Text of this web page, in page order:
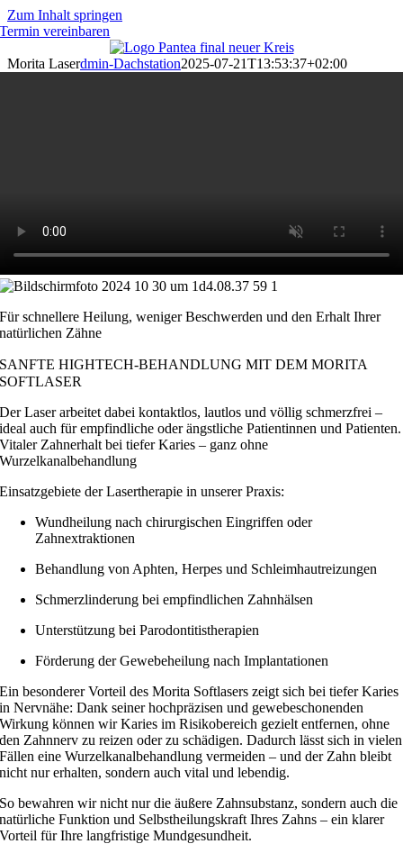
Zum Inhalt springen
Termin vereinbaren
Morita Laserdmin-Dachstation2025-07-21T13:53:37+02:00
Für schnellere Heilung, weniger Beschwerden und den Erhalt Ihrer
natürlichen Zähne
SANFTE HIGHTECH-BEHANDLUNG MIT DEM MORITA
SOFTLASER
Der Laser arbeitet dabei kontaktlos, lautlos und völlig schmerzfrei –
ideal auch für empfindliche oder ängstliche Patientinnen und Patienten.
Vitaler Zahnerhalt bei tiefer Karies – ganz ohne
Wurzelkanalbehandlung
Einsatzgebiete der Lasertherapie in unserer Praxis:
Wundheilung nach chirurgischen Eingriffen oder
Zahnextraktionen
Behandlung von Aphten, Herpes und Schleimhautreizungen
Schmerzlinderung bei empfindlichen Zahnhälsen
Unterstützung bei Parodontitistherapien
Förderung der Gewebeheilung nach Implantationen
Ein besonderer Vorteil des Morita Softlasers zeigt sich bei tiefer Karies
in Nervnähe: Dank seiner hochpräzisen und gewebeschonenden
Wirkung können wir Karies im Risikobereich gezielt entfernen, ohne
den Zahnnerv zu reizen oder zu schädigen. Dadurch lässt sich in vielen
Fällen eine Wurzelkanalbehandlung vermeiden – und der Zahn bleibt
nicht nur erhalten, sondern auch vital und lebendig.
So bewahren wir nicht nur die äußere Zahnsubstanz, sondern auch die
natürliche Funktion und Selbstheilungskraft Ihres Zahns – ein klarer
Vorteil für Ihre langfristige Mundgesundheit.